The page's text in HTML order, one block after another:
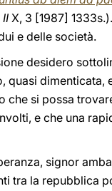
X, 3 [1987]
e delle società.
desidero
quasi dimenticata,
che si possa
e che una
signor
tra la repubblica